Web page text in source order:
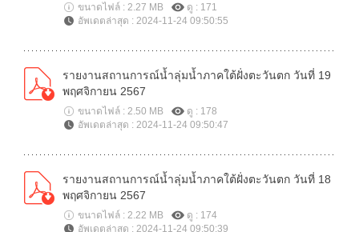
ขนาดไฟล์ : 2.27 MB
ดู : 171
อัพเดตล่าสุด : 2024-11-24 09:50:55
รายงานสถานการณ์น้ำลุ่มน้ำภาคใต้ฝั่งตะวันตก วันที่ 19
พฤศจิกายน 2567
ขนาดไฟล์ : 2.50 MB
ดู : 178
อัพเดตล่าสุด : 2024-11-24 09:50:47
รายงานสถานการณ์น้ำลุ่มน้ำภาคใต้ฝั่งตะวันตก วันที่ 18
พฤศจิกายน 2567
ขนาดไฟล์ : 2.22 MB
ดู : 174
อัพเดตล่าสุด : 2024-11-24 09:50:39